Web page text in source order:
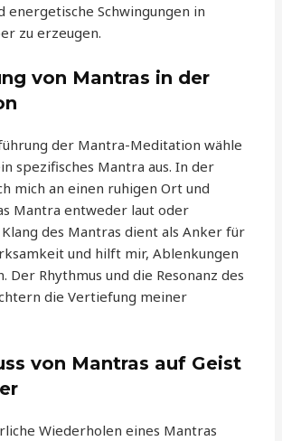
energetische Schwingungen in
zu erzeugen.
von Mantras in der
der Mantra-Meditation wähle
spezifisches Mantra aus. In der
mich an einen ruhigen Ort und
Mantra entweder laut oder
des Mantras dient als Anker für
und hilft mir, Ablenkungen
Der Rhythmus und die Resonanz des
die Vertiefung meiner
von Mantras auf Geist
Wiederholen eines Mantras